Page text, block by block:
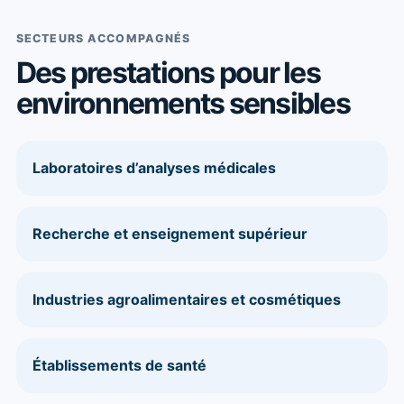
SECTEURS ACCOMPAGNÉS
Des prestations pour les
environnements sensibles
Laboratoires d’analyses médicales
Recherche et enseignement supérieur
Industries agroalimentaires et cosmétiques
Établissements de santé